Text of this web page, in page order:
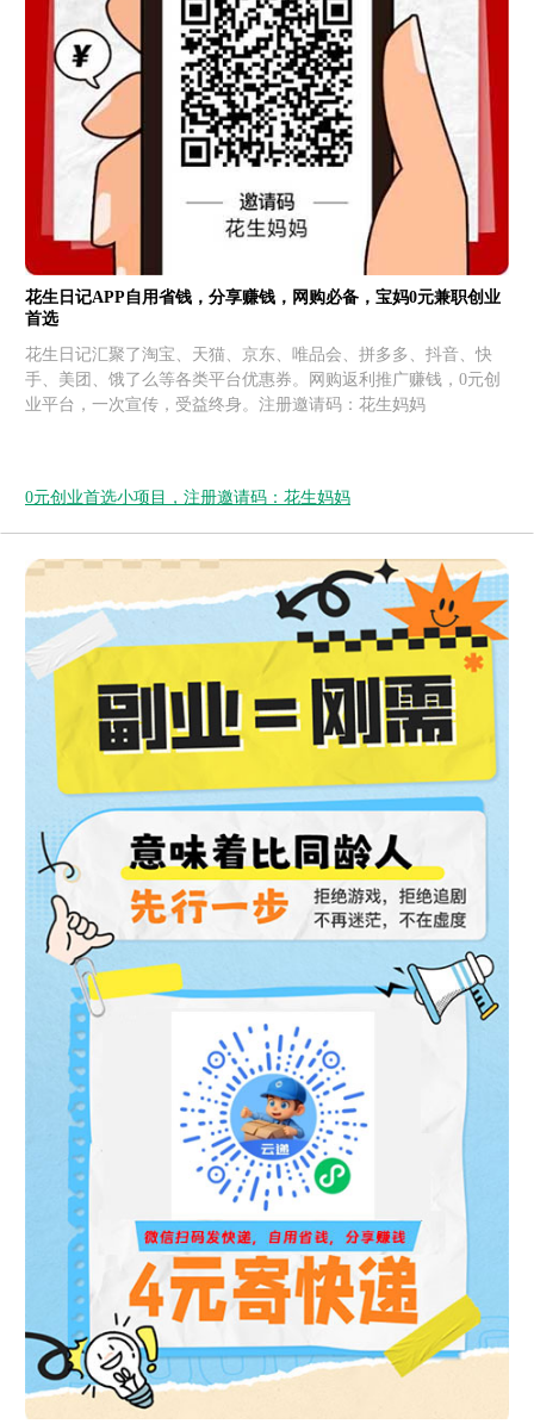
花生日记APP自用省钱，分享赚钱，网购必备，宝妈0元兼职创业
首选
花生日记汇聚了淘宝、天猫、京东、唯品会、拼多多、抖音、快
手、美团、饿了么等各类平台优惠券。网购返利推广赚钱，0元创
业平台，一次宣传，受益终身。注册邀请码：花生妈妈
0元创业首选小项目，注册邀请码：花生妈妈